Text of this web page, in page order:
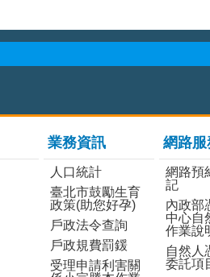
業務資訊
人口統計
臺北市鼓勵生育
政策(助您好孕)
戶政法令查詢
戶政規費罰鍰
受理申請利害關
網路服
網路預
記
內政部
中心自
作業說
自然人
委託項